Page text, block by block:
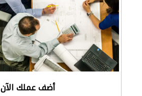
أضف عملك الآن